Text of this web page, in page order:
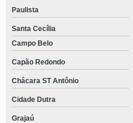
Paulista
Santa Cecília
Campo Belo
Capão Redondo
Chácara ST Antônio
Cidade Dutra
Grajaú